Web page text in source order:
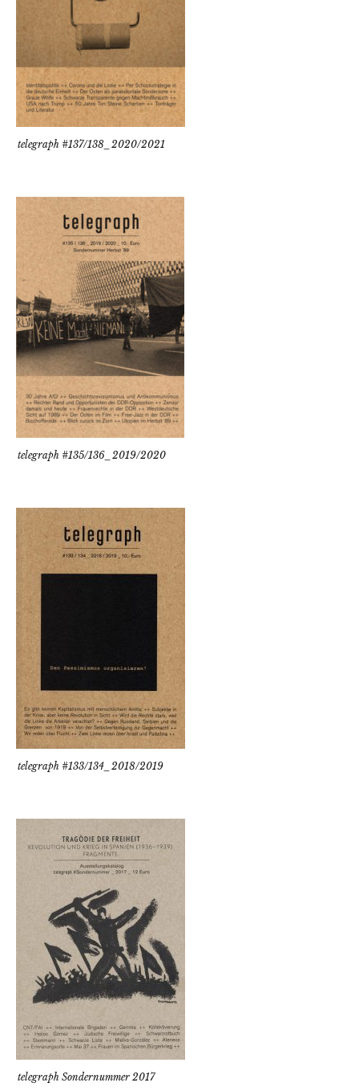
telegraph #137/138_2020/2021
telegraph #135/136_2019/2020
telegraph #133/134_2018/2019
telegraph Sondernummer 2017